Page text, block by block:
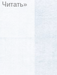
Читать»